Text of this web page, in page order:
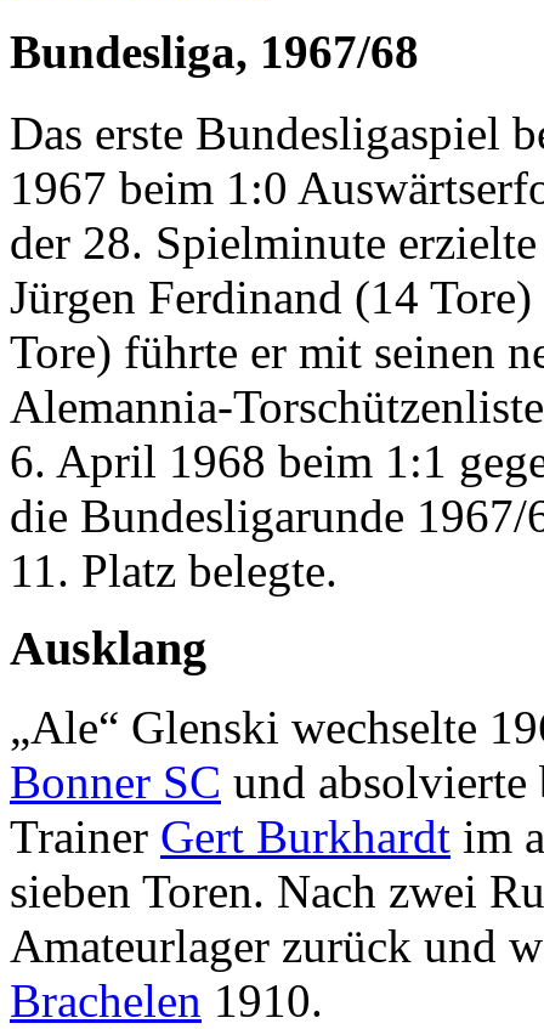
Bundesliga, 1967/68
Das erste Bundesligaspiel
1967 beim 1:0
der 28. Spielminute
Jürgen Ferdinand (14
Tore) führte er mit seinen
Alemannia-
6. April 1968 beim 1:1
die Bundesligarunde
11. Platz belegte.
Ausklang
„Ale“ Glenski wechselte
Bonner SC und
Trainer Gert Burkhardt im
sieben Toren. Nach zwei
Amateurlager zurück und
Brachelen 1910.